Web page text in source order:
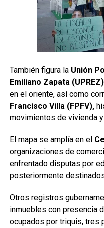
También figura la Unión
Emiliano Zapata
en el oriente, así como
Francisco Villa (FPFV),
movimientos de vivienda
El mapa se amplía en el
organizaciones de
enfrentado disputas por
posteriormente
Otros registros
inmuebles con presencia
ocupados por triquis, tres